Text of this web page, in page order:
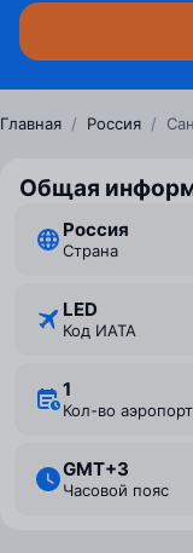
Главная / Россия /
Общая
Россия
Страна
LED
Код ИАТА
1
Кол-во
GMT+3
Часовой пояс